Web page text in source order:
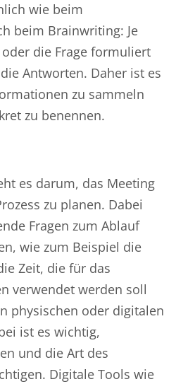
wie beim
beim Brainwriting: Je
die Frage formuliert
Antworten. Daher ist es
zu sammeln
zu benennen.
es darum, das Meeting
zu planen. Dabei
Fragen zum Ablauf
wie zum Beispiel die
Zeit, die für das
verwendet werden soll
physischen oder digitalen
ist es wichtig,
und die Art des
Digitale Tools wie